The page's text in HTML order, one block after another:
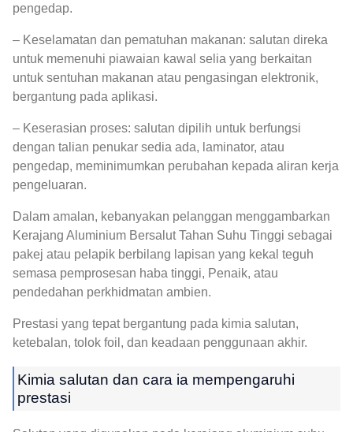
pengedap.
– Keselamatan dan pematuhan makanan: salutan direka
untuk memenuhi piawaian kawal selia yang berkaitan
untuk sentuhan makanan atau pengasingan elektronik,
bergantung pada aplikasi.
– Keserasian proses: salutan dipilih untuk berfungsi
dengan talian penukar sedia ada, laminator, atau
pengedap, meminimumkan perubahan kepada aliran kerja
pengeluaran.
Dalam amalan, kebanyakan pelanggan menggambarkan
Kerajang Aluminium Bersalut Tahan Suhu Tinggi sebagai
pakej atau pelapik berbilang lapisan yang kekal teguh
semasa pemprosesan haba tinggi, Penaik, atau
pendedahan perkhidmatan ambien.
Prestasi yang tepat bergantung pada kimia salutan,
ketebalan, tolok foil, dan keadaan penggunaan akhir.
Kimia salutan dan cara ia mempengaruhi
prestasi